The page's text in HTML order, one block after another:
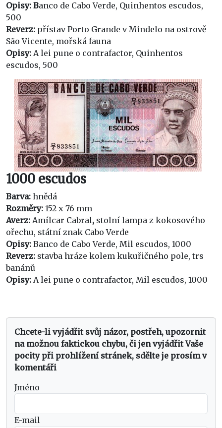
Opisy: Banco de Cabo Verde, Quinhentos escudos,
500
Reverz: přístav Porto Grande v Mindelo na ostrově
São Vicente, mořská fauna
Opisy: A lei pune o contrafactor, Quinhentos
escudos, 500
1000 escudos
Barva: hnědá
Rozměry: 152 x 76 mm
Averz: Amílcar Cabral, stolní lampa z kokosového
ořechu, státní znak Cabo Verde
Opisy: Banco de Cabo Verde, Mil escudos, 1000
Reverz: stavba hráze kolem kukuřičného pole, trs
banánů
Opisy: A lei pune o contrafactor, Mil escudos, 1000
Chcete-li vyjádřit svůj názor, postřeh, upozornit
na možnou faktickou chybu, či jen vyjádřit Vaše
pocity při prohlížení stránek, sdělte je prosím v
komentáři
Jméno
E-mail